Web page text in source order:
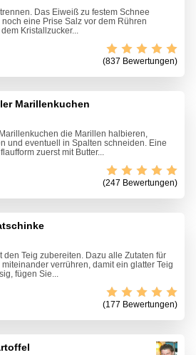
Das Eiweiß zu festem Schnee
eine Prise Salz vor dem Rühren
Kristallzucker...
(837 Bewertungen)
Marillenkuchen
die Marillen halbieren,
und eventuell in Spalten schneiden. Eine
zuerst mit Butter...
(247 Bewertungen)
den Teig zubereiten. Dazu alle Zutaten für
miteinander verrühren, damit ein glatter Teig
fügen Sie...
(177 Bewertungen)